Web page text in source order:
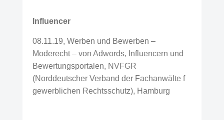
Influencer
08.11.19, Werben und Bewerben –
Moderecht – von Adwords, Influencern und
Bewertungsportalen, NVFGR
(Norddeutscher Verband der Fachanwälte f
gewerblichen Rechtsschutz), Hamburg